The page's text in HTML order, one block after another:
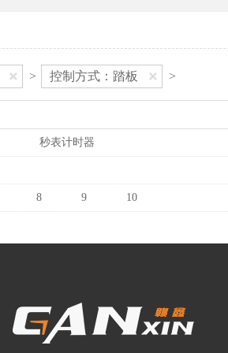
> 控制方式：踏板 >
秒表计时器
8 9 10